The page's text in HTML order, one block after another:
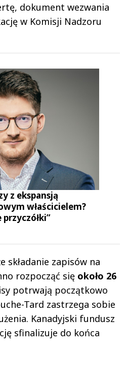
dokument wezwania
w Komisji Nadzoru
z ekspansją
właścicielem?
składanie zapisów na
rozpocząć się około 26
potrwają początkowo
Tard zastrzega sobie
Kanadyjski fundusz
sfinalizuje do końca